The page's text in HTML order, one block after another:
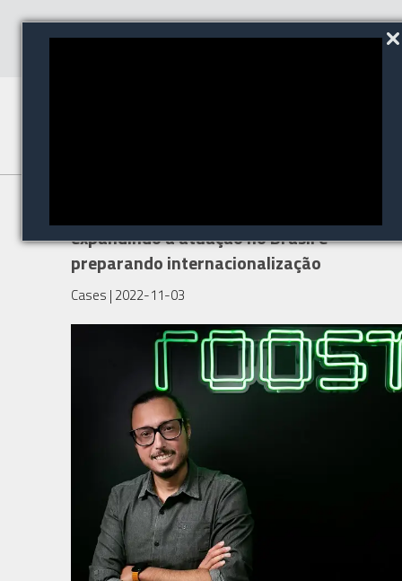
expandindo a atuação no Brasil e
preparando internacionalização
Cases | 2022-11-03